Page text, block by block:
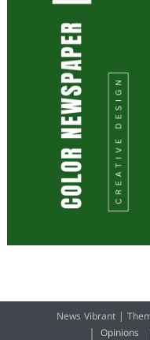
News Vibrant
Opinions